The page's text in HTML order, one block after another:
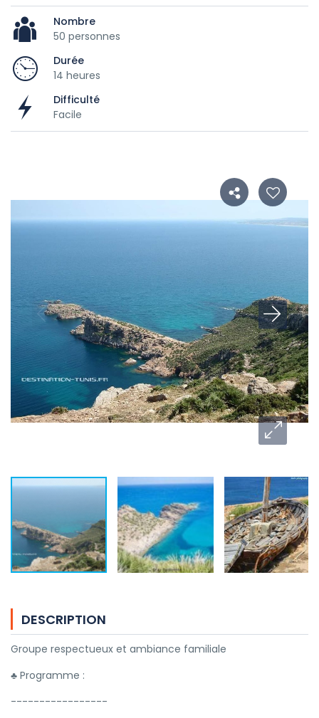
Nombre
50 personnes
Durée
14 heures
Difficulté
Facile
DESCRIPTION
Groupe respectueux et ambiance familiale
♣ Programme :
-----------------